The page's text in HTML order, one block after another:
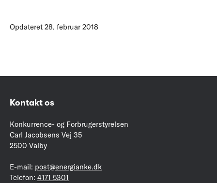
Opdateret 28. februar 2018
Kontakt os
Konkurrence- og Forbrugerstyrelsen
Carl Jacobsens Vej 35
2500 Valby
E-mail: post@energianke.dk
Telefon: 4171 5301